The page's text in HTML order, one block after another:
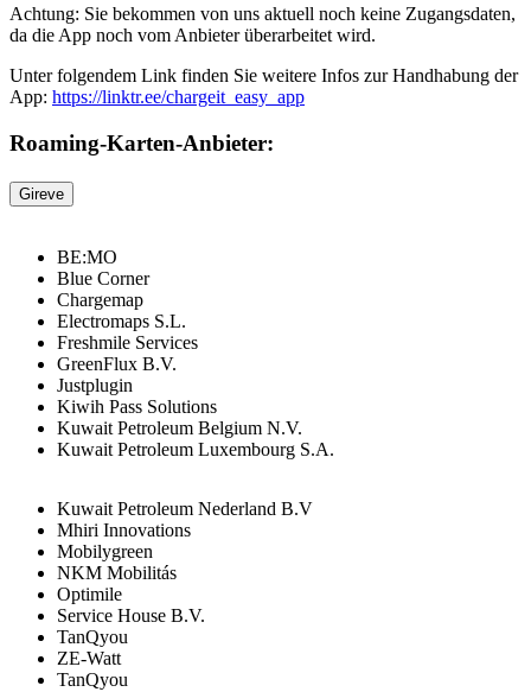
Achtung: Sie bekommen von uns aktuell noch keine Zugangsdaten,
da die App noch vom Anbieter überarbeitet wird.
Unter folgendem Link finden Sie weitere Infos zur Handhabung der
App: https://linktr.ee/chargeit_easy_app
Roaming-Karten-Anbieter:
Gireve
BE:MO
Blue Corner
Chargemap
Electromaps S.L.
Freshmile Services
GreenFlux B.V.
Justplugin
Kiwih Pass Solutions
Kuwait Petroleum Belgium N.V.
Kuwait Petroleum Luxembourg S.A.
Kuwait Petroleum Nederland B.V
Mhiri Innovations
Mobilygreen
NKM Mobilitás
Optimile
Service House B.V.
TanQyou
ZE-Watt
TanQyou